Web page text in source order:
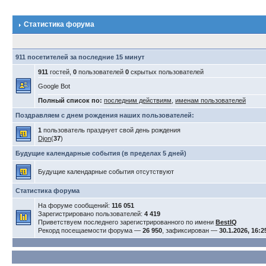
Статистика форума
911 посетителей за последние 15 минут
911 гостей,0 пользователей0 скрытых пользователей
Google Bot
Полный список по: последним действиям ,именам пользователей
Поздравляем с днем рождения наших пользователей:
1 пользователь празднует свой день рождения
Djon(37)
Будущие календарные события (в пределах 5 дней)
Будущие календарные события отсутствуют
Статистика форума
На форуме сообщений:116 051
Зарегистрировано пользователей:4 419
Приветствуем последнего зарегистрированного по имениBestIQ
Рекорд посещаемости форума —26 950 , зафиксирован —30.1.2026,